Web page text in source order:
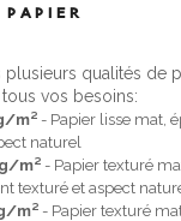
qualités de
vos besoins:
m² - Papier lisse mat,
naturel
m² - Papier texturé
texturé et aspect
m² - Papier texturé